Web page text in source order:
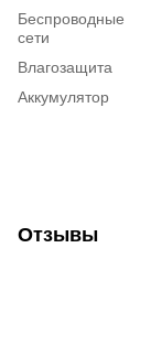
Беспроводные
сети
Влагозащита
Аккумулятор
Отзывы